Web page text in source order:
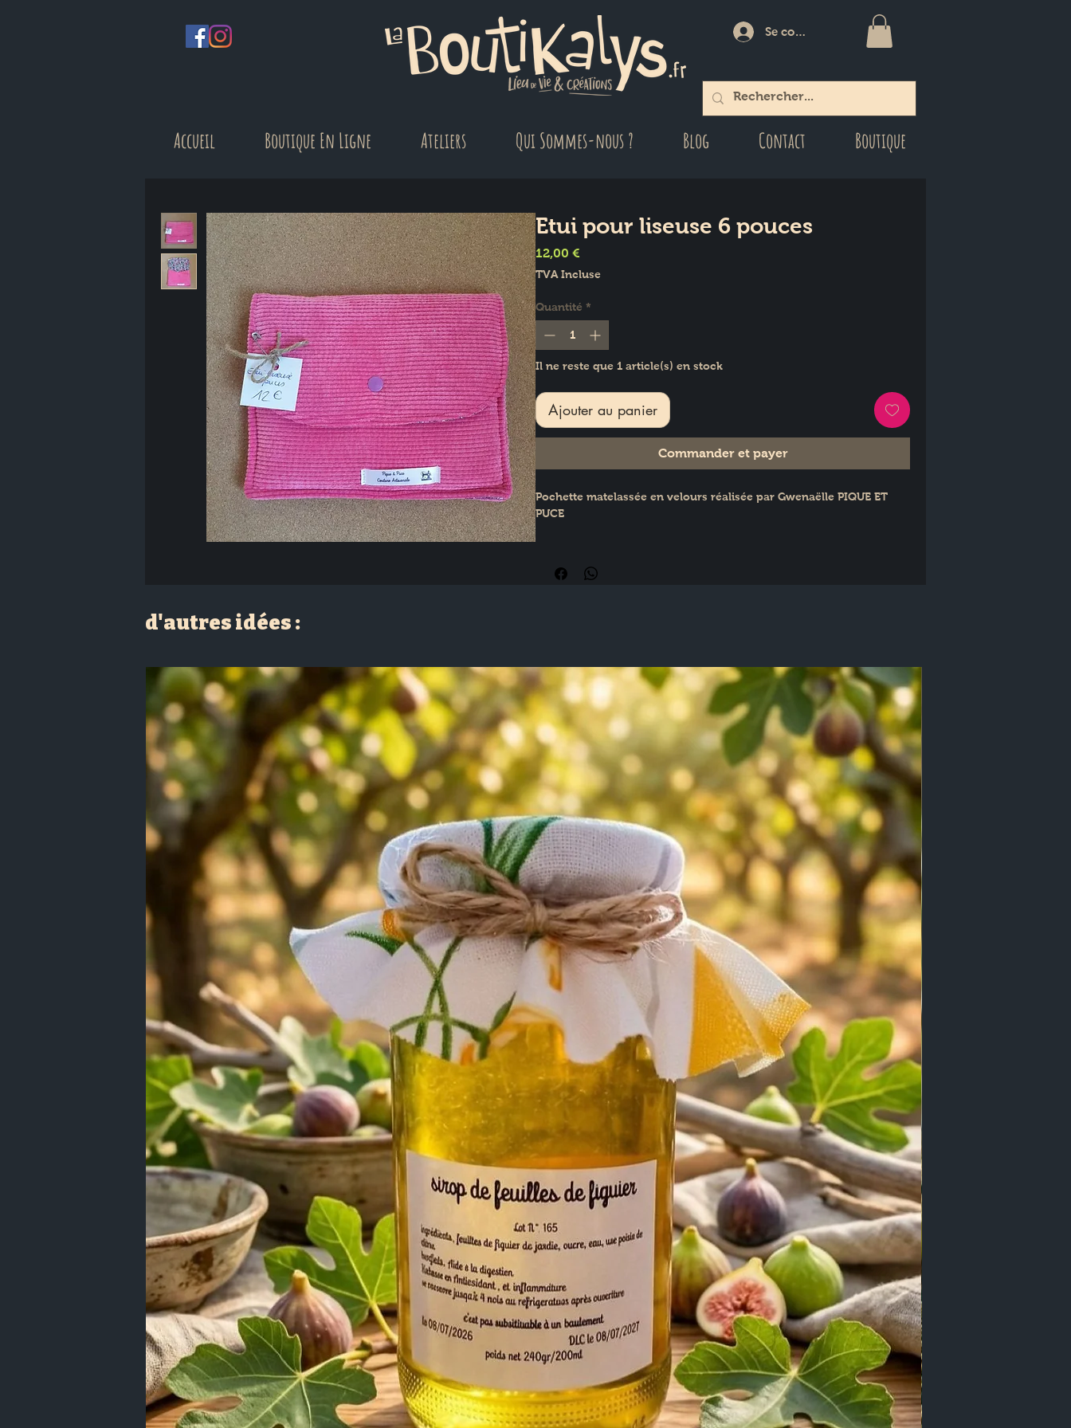
Se connecter
Accueil Boutique En Ligne Ateliers Qui Sommes-nous ? Blog Contact Boutique
Etui pour liseuse 6 pouces
12,00 €
TVA Incluse
Quantité *
Il ne reste que 1 article(s) en stock
Ajouter au panier
Commander et payer
Pochette matelassée en velours réalisée par Gwenaëlle PIQUE ET
PUCE
d'autres idées :